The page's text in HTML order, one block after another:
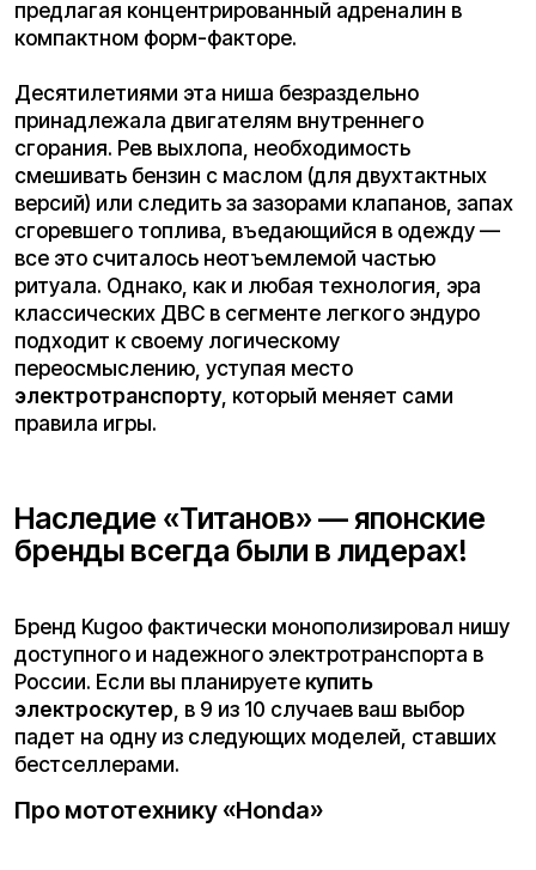
Бренд Kugoo фактически монополизировал нишу
доступного и надежного электротранспорта в
России. Если вы планируетекупить
электроскутер , в 9 из 10 случаев ваш выбор
падет на одну из следующих моделей, ставших
бестселлерами.
бренды всегда были в лидерах!
БрендYamaha, чей фирменный синий цвет
Про мототехнику «Yamaha»
Корпорация
всегда позиционировала свои
разработки через призму гоночного опыта. В
мире офф-роуда их техника славится
феноменальной надежностью и
кроссовых и эндуро мотоциклов Honda
традиционно делает ставку на баланс
характеристик и долговечность узлов. Их
модели, всегда отличались мягкой, но
напористой отдачей мощности, позволяя
райдерам разного уровня подготовки
чувствовать себя уверенно на грунте. Красный
цвет пластика Honda стал символом качества и
инженерной педантичности.
Про мототехнику «Honda»